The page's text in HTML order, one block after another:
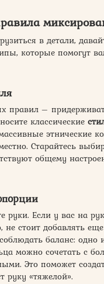
в детали,
которые помогут
правил –
классические
этнические
Старайтесь
общему
руки. Если у вас на
не стоит добавлять
баланс: одно
можно сочетать с
Это поможет
руку «тяжелой».